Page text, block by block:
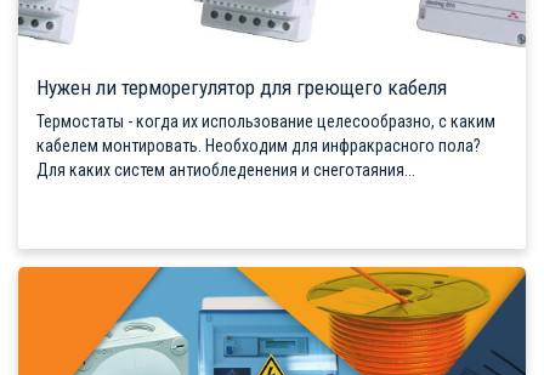
Нужен ли терморегулятор для греющего кабеля
Термостаты - когда их использование целесообразно, с каким
кабелем монтировать. Необходим для инфракрасного пола?
Для каких систем антиобледенения и снеготаяния...